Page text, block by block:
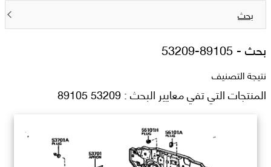
بحث
بحث -53209-89105
نتيجة التصنيف
المنتجات التي تفي معايير البحث : 53209 89105